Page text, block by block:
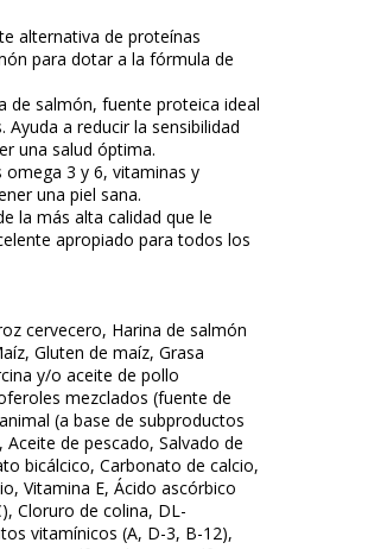
alternativa de proteínas
para dotar a la fórmula de
de salmón, fuente proteica ideal
Ayuda a reducir la sensibilidad
una salud óptima.
3 y 6, vitaminas y
una piel sana.
la más alta calidad que le
apropiado para todos los
cervecero, Harina de salmón
Gluten de maíz, Grasa
y/o aceite de pollo
mezclados (fuente de
(a base de subproductos
de pescado, Salvado de
bicálcico, Carbonato de calcio,
Vitamina E, Ácido ascórbico
Cloruro de colina, DL-
vitamínicos (A, D-3, B-12),